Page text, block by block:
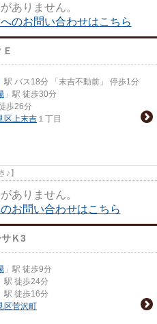
ありません。
のお問い合わせはこちら
駅 バス18分 「末吉不動前」 停歩1分
」駅 徒歩30分
歩26分
区上末吉 １丁目
♪】
ありません。
お問い合わせはこちら
Ｋ3
」駅 徒歩9分
駅 徒歩24分
駅 徒歩16分
区菅沢町